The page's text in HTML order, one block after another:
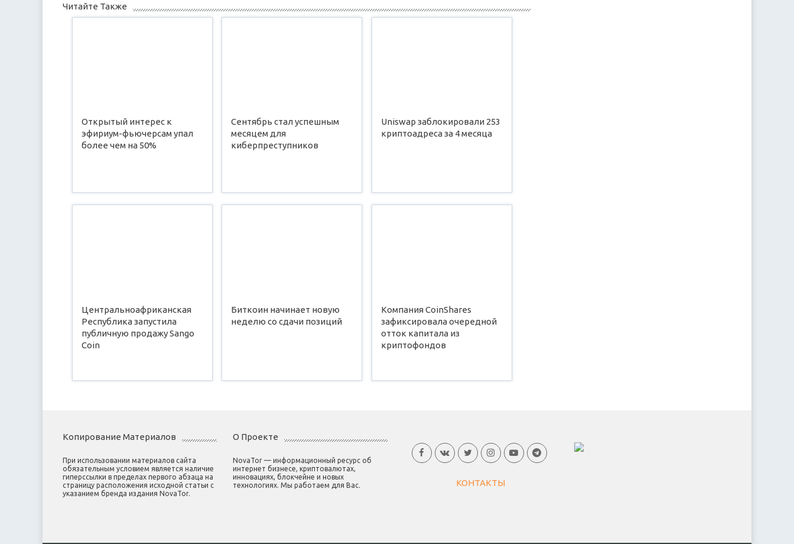
Читайте Также
Открытый интерес к
эфириум-фьючерсам упал
более чем на 50%
Сентябрь стал успешным
месяцем для
киберпреступников
Uniswap заблокировали 253
криптоадреса за 4 месяца
Центральноафриканская
Республика запустила
публичную продажу Sango
Coin
Биткоин начинает новую
неделю со сдачи позиций
Компания CoinShares
зафиксировала очередной
отток капитала из
криптофондов
Копирование Материалов
При использовании материалов сайта
обязательным условием является наличие
гиперссылки в пределах первого абзаца на
страницу расположения исходной статьи с
указанием бренда издания NovaTor.
О Проекте
NovaTor — информационный ресурс об
интернет бизнесе, криптовалютах,
инновациях, блокчейне и новых
технологиях. Мы работаем для Вас.
КОНТАКТЫ